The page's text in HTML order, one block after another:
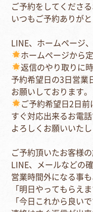
ご予約をしてくださ
いつもご予約ありがと
LINE、ホームページ
ホームページから
返信のやり取りに
予約希望日の3日営業
お願いしております。
ご予約希望日2日
すぐ対応出来るお電
よろしくお願いいたし
ご予約頂いたお客様
LINE、メールなどの
営業時間外になる事
「明日やってもらえま
「今日これから良い